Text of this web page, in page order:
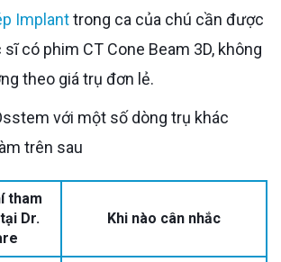
Implanttrong ca của chú cần được
có phim CT Cone Beam 3D, không
theo giá trụ đơn lẻ.
trên sau
tham
Dr.
Khi nào cân nhắc